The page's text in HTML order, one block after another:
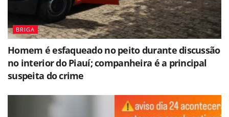
BRIGA
Homem é esfaqueado no peito durante discussão
no interior do Piauí; companheira é a principal
suspeita do crime